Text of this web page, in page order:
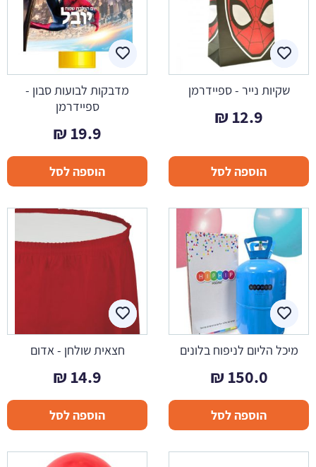
שקיות נייר - ספיידרמן
12.9
₪
הוספה לסל
מדבקות לבועות סבון -
ספיידרמן
19.9
₪
הוספה לסל
מיכל הליום לניפוח בלונים
150.0
₪
הוספה לסל
חצאית שולחן - אדום
14.9
₪
הוספה לסל